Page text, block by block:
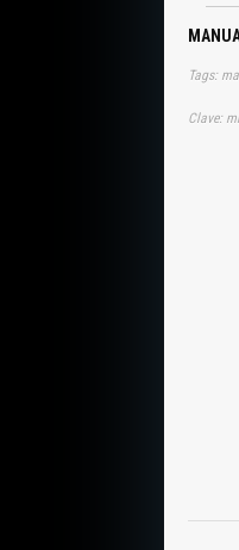
Clave: